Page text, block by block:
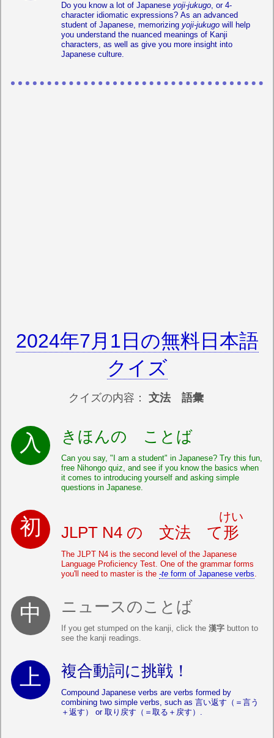
Do you know a lot of Japanese yoji-jukugo, or 4-
character idiomatic expressions? As an advanced
student of Japanese, memorizing yoji-jukugo will help
you understand the nuanced meanings of Kanji
characters, as well as give you more insight into
Japanese culture.
2024年7月1日の無料日本語
クイズ
クイズの内容： 文法 語彙
きほんの ことば
Can you say, "I am a student" in Japanese? Try this fun,
free Nihongo quiz, and see if you know the basics when
it comes to introducing yourself and asking simple
questions in Japanese.
JLPT N4 の 文法 て形
けい
The JLPT N4 is the second level of the Japanese
Language Proficiency Test. One of the grammar forms
you'll need to master is the -te form of Japanese verbs.
ニュースのことば
If you get stumped on the kanji, click the 漢字 button to
see the kanji readings.
複合動詞に挑戦！
Compound Japanese verbs are verbs formed by
combining two simple verbs, such as 言い返す（＝言う
＋返す） or 取り戻す（＝取る＋戻す）.